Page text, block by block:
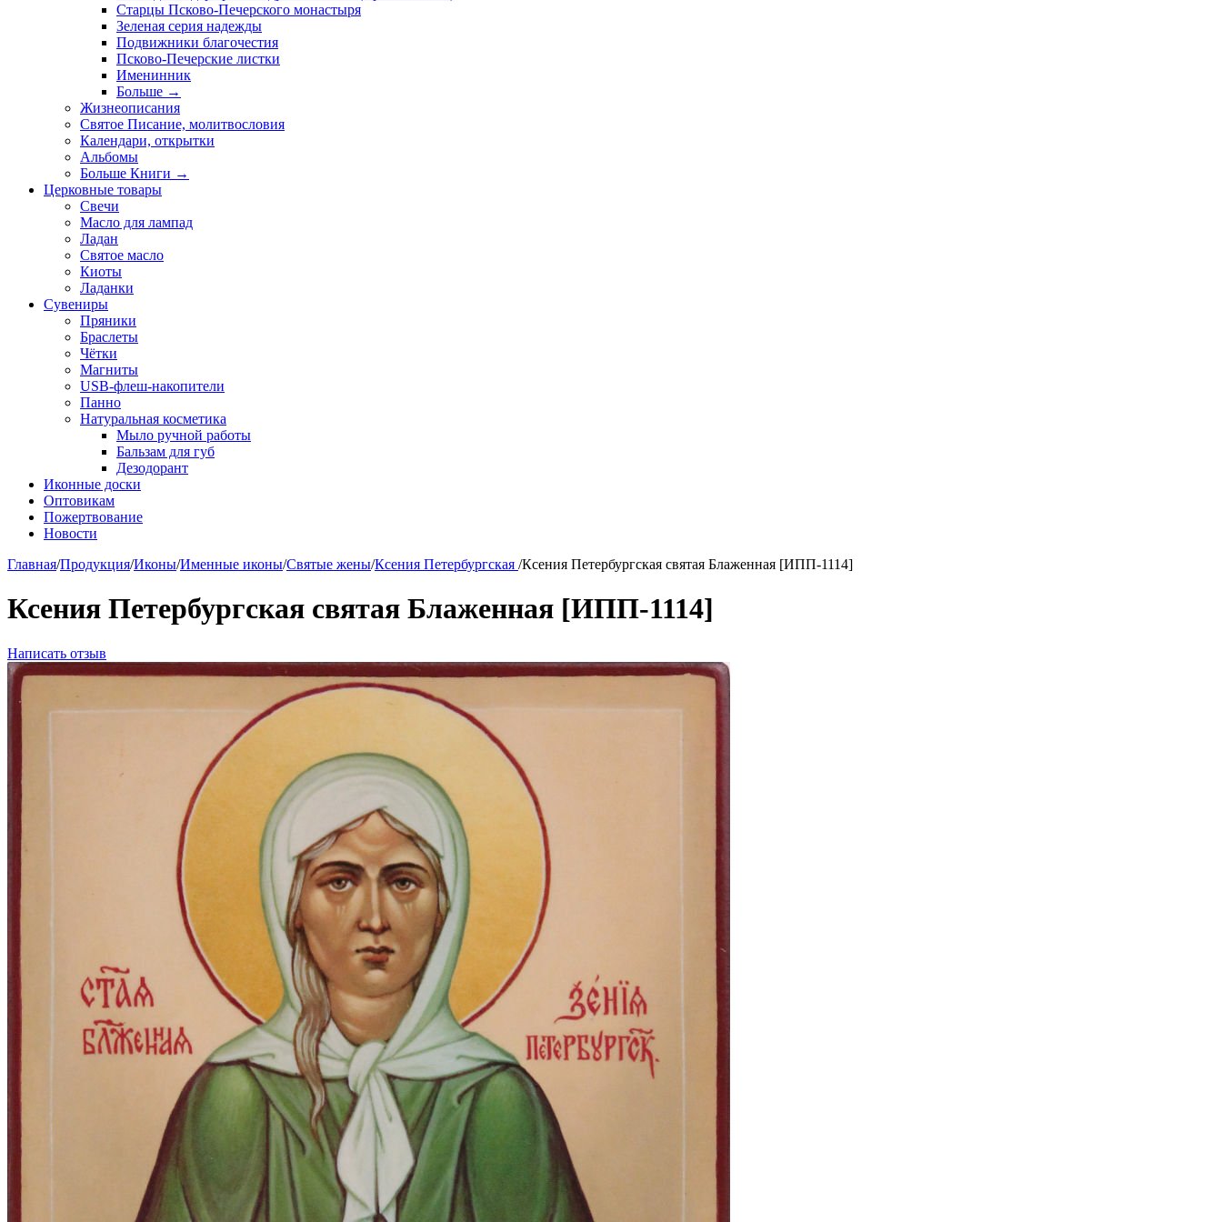
Старцы Псково-Печерского монастыря
Зеленая серия надежды
Подвижники благочестия
Псково-Печерские листки
Именинник
Больше →
Жизнеописания
Святое Писание, молитвословия
Календари, открытки
Альбомы
Больше Книги →
Церковные товары
Свечи
Масло для лампад
Ладан
Святое масло
Киоты
Ладанки
Сувениры
Пряники
Браслеты
Чётки
Магниты
USB-флеш-накопители
Панно
Натуральная косметика
Мыло ручной работы
Бальзам для губ
Дезодорант
Иконные доски
Оптовикам
Пожертвование
Новости
Главная/Продукция/Иконы/Именные иконы/Святые жены/Ксения Петербургская /Ксения Петербургская святая Блаженная [ИПП-1114]
Ксения Петербургская святая Блаженная [ИПП-1114]
Написать отзыв